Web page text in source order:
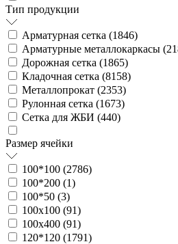
Тип продукции
Арматурная сетка (1846)
Арматурные металлокаркасы (
Дорожная сетка (1865)
Кладочная сетка (8158)
Металлопрокат (2353)
Рулонная сетка (1673)
Сетка для ЖБИ (440)
Размер ячейки
100*100 (2786)
100*200 (1)
100*50 (3)
100х100 (91)
100х400 (91)
120*120 (1791)